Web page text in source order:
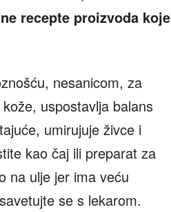
recepte proizvoda koje
nesanicom, za
uspostavlja balans
umirujuje živce i
kao čaj ili preparat za
na ulje jer ima veću
se s lekarom.